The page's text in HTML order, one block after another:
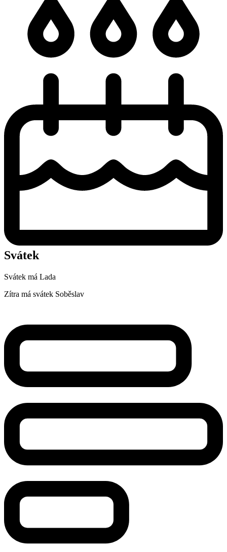
Svátek
Svátek má Lada
Zítra má svátek Soběslav